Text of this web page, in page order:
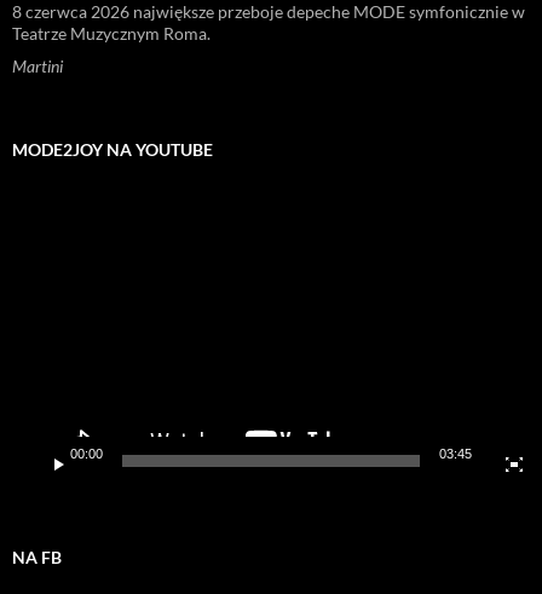
8 czerwca 2026 największe przeboje depeche MODE symfonicznie w
Teatrze Muzycznym Roma.
Martini
MODE2JOY NA YOUTUBE
00:00 03:45
NA FB